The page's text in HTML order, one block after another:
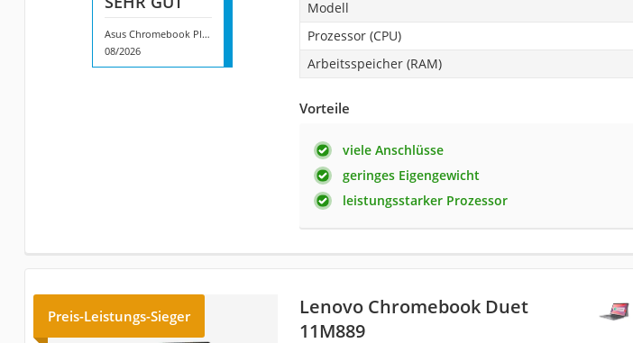
Asus Chromebook Plus CX1405CTA-S60133
08/2026
Modell
Prozessor (CPU)
Arbeitsspeicher (RAM)
Vorteile
viele Anschlüsse
geringes Eigengewicht
leistungsstarker Prozessor
Preis-Leistungs-Sieger
Lenovo Chromebook Duet
11M889